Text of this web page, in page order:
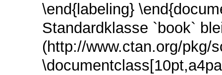
\end{labeling}
Standardklasse `book`
(http://www.ctan.org/pkg/